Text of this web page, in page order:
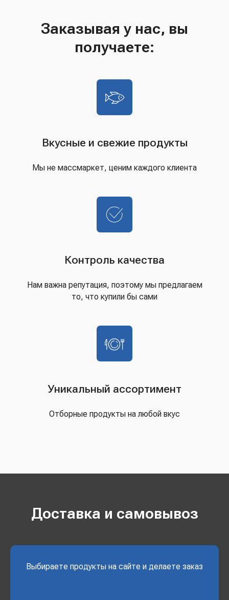
Заказывая у нас, вы
получаете:
Вкусные и свежие продукты
Мы не массмаркет, ценим каждого клиента
Контроль качества
Нам важна репутация, поэтому мы предлагаем
то, что купили бы сами
Уникальный ассортимент
Отборные продукты на любой вкус
Доставка и самовывоз
Выбираете продукты на сайте и делаете заказ